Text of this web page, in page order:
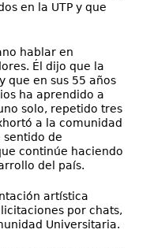
en la UTP y que
hablar en
Él dijo que la
que en sus 55 años
ha aprendido a
solo, repetido tres
a la comunidad
sentido de
continúe haciendo
del país.
artística
por chats,
Universitaria.